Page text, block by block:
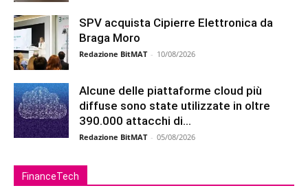
SPV acquista Cipierre Elettronica da
Braga Moro
Redazione BitMAT - 10/08/2026
Alcune delle piattaforme cloud più
diffuse sono state utilizzate in oltre
390.000 attacchi di...
Redazione BitMAT - 05/08/2026
FinanceTech